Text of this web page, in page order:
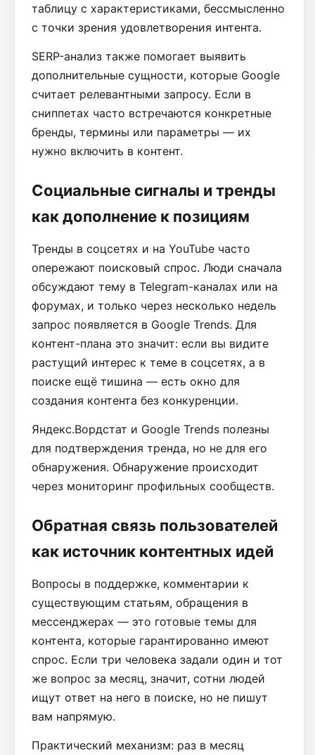
таблицу с характеристиками, бессмысленно
с точки зрения удовлетворения интента.
SERP-анализ также помогает выявить
дополнительные сущности, которые Google
считает релевантными запросу. Если в
сниппетах часто встречаются конкретные
бренды, термины или параметры — их
нужно включить в контент.
Социальные сигналы и тренды
как дополнение к позициям
Тренды в соцсетях и на YouTube часто
опережают поисковый спрос. Люди сначала
обсуждают тему в Telegram-каналах или на
форумах, и только через несколько недель
запрос появляется в Google Trends. Для
контент-плана это значит: если вы видите
растущий интерес к теме в соцсетях, а в
поиске ещё тишина — есть окно для
создания контента без конкуренции.
Яндекс.Вордстат и Google Trends полезны
для подтверждения тренда, но не для его
обнаружения. Обнаружение происходит
через мониторинг профильных сообществ.
Обратная связь пользователей
как источник контентных идей
Вопросы в поддержке, комментарии к
существующим статьям, обращения в
мессенджерах — это готовые темы для
контента, которые гарантированно имеют
спрос. Если три человека задали один и тот
же вопрос за месяц, значит, сотни людей
ищут ответ на него в поиске, но не пишут
вам напрямую.
Практический механизм: раз в месяц